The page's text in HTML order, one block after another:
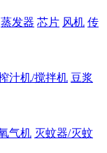
蒸发器 芯片 风机 传
汁机/搅拌机 豆浆
气机 灭蚊器/灭蚊